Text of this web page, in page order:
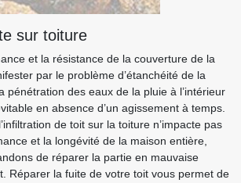
sur toiture
et la résistance de la couverture de la
par le problème d’étanchéité de la
pénétration des eaux de la pluie à l’intérieur
en absence d’un agissement à temps.
de toit sur la toiture n’impacte pas
et la longévité de la maison entière,
de réparer la partie en mauvaise
Réparer la fuite de votre toit vous permet de